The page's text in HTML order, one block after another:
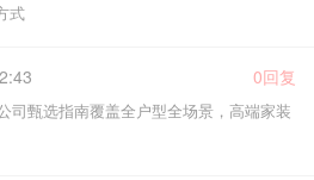
式
0回复
司甄选指南覆盖全户型全场景，高端家装